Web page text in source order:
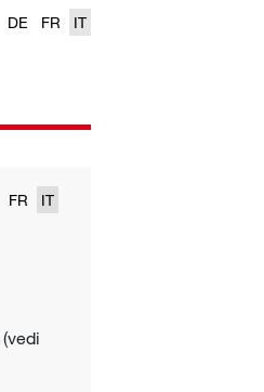
DE FR IT
FR IT
(vedi